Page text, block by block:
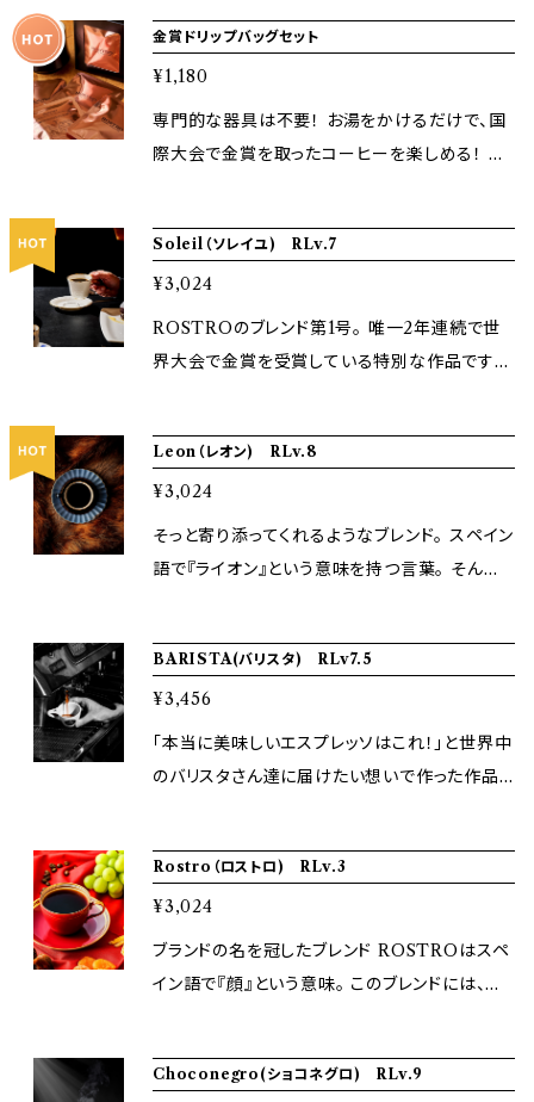
体験ができます！ お中元やお歳暮などの季節の
ご挨拶にも大切な人への贈り物としてもぜひご
えも抜群です。
金賞ドリップバッグセット
¥1,180
専門的な器具は不要！ お湯をかけるだけで、国
際大会で金賞を取ったコーヒーを楽しめる！ プ
くても贅沢な時間をコーヒーと共に。 【ラインナ
ップ】 SOLEIL:2019年,2020年 金賞受賞 L
EON:2020年 金賞受賞 VASCO:2020年
金賞受賞 BARISTA:2023年 金賞受賞
Soleil（ソレイユ) RLv.7
¥3,024
ROSTROのブレンド第1号。 唯一2年連続で世
界大会で金賞を受賞している特別な作品です。
店で出てくるコーヒーなんて、どれも同じでい
い」 そんな風に思われがちなところに、光を差し
たい。 主な卸先がフランス料理系だったことか
ら、その食中や食後にも寄り添う味わいとして磨
ました。 Roast Lv:7(Mild Roast)/200g
Leon（レオン) RLv.8
¥3,024
そっと寄り添ってくれるようなブレンド。 スペイン
語で『ライオン』という意味を持つ言葉。 そんな
ではない、そんな洗練された「玄人」のような作
品です。 迷ったらこれ！と自信を持っておすすめ
できるブレンドです。 Roast Lv:8 (Bitter Roas
t)/200g
BARISTA(バリスタ) RLv7.5
¥3,456
「本当に美味しいエスプレッソはこれ！」と世界中
のバリスタさん達に届けたい想いで作った作品。
ビターマイルドで果実感やチョコレートのような
甘味とコクがある味わいになっています。 Roas
t Lv:7.5(Bitter Mild Roast)/200g 2023年
世界大会金賞受賞
Rostro（ロストロ) RLv.3
¥3,024
ブランドの名を冠したブレンド ROSTROはスペ
イン語で『顔』という意味。 このブレンドには、決
ルーツとしての甘酸っぱさ」 Roast Lv:3 (Light
Choconegro(ショコネグロ) RLv.9